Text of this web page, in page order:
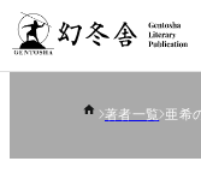
著者一覧 亜希